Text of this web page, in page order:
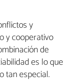
y
y cooperativo
de
es lo que
tan especial.